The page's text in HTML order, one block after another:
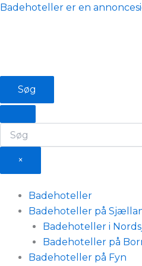
Gå
Badehoteller er en
Søg
×
Badehoteller
Badehoteller på
Badehoteller i
Badehoteller på
Badehoteller på Fyn